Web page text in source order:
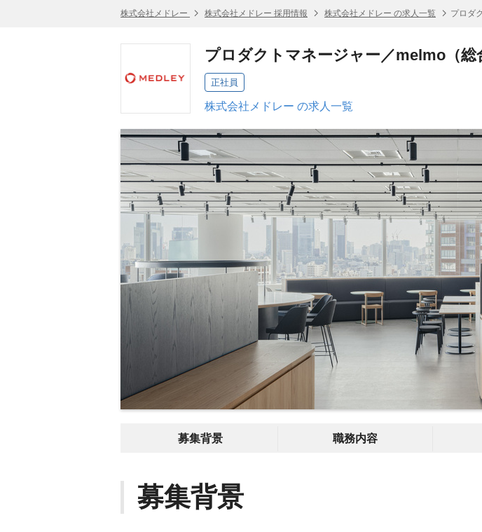
株式会社メドレー 株式会社メドレー 採用情報 株式会社メドレー の求人一覧 プロダ
プロダクトマネージャー／melmo（総
正社員
株式会社メドレー の求人一覧
募集背景 職務内容
募集背景